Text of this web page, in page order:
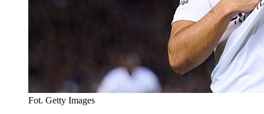
Fot. Getty Images